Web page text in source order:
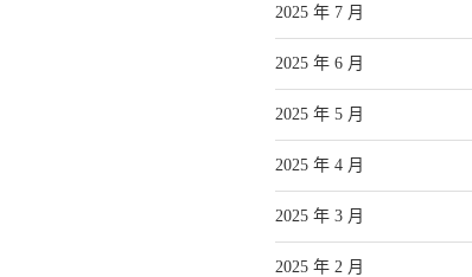
2025 年 7 月
2025 年 6 月
2025 年 5 月
2025 年 4 月
2025 年 3 月
2025 年 2 月